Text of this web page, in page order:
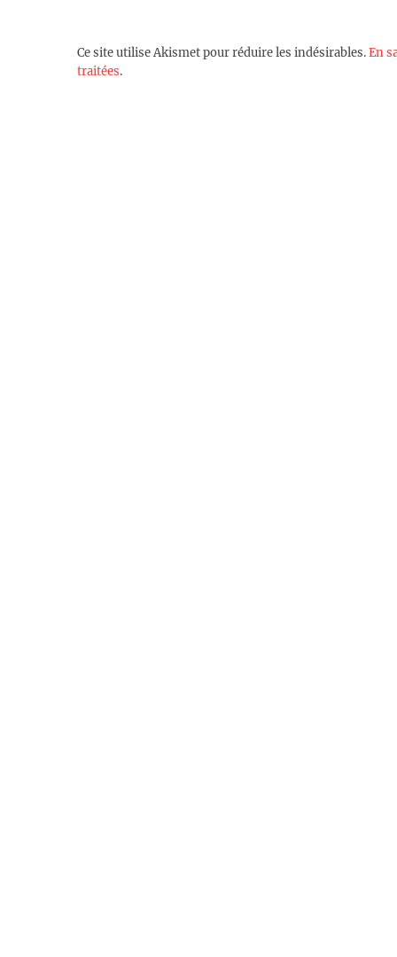
Ce site utilise Akismet pour réduire les indésirables.En
traitées.